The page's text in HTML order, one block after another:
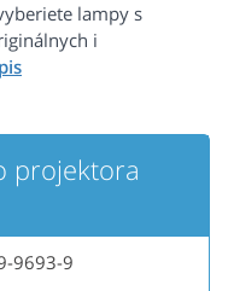
lampy s
i
projektora
9693-9